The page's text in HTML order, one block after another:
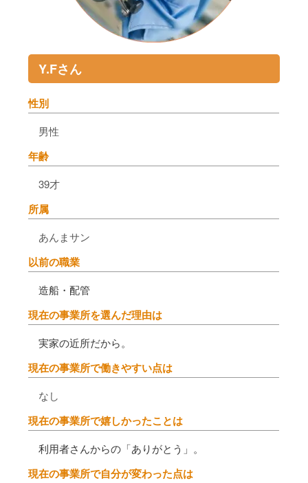
Y.Fさん
性別
男性
年齢
39才
所属
あんまサン
以前の職業
造船・配管
現在の事業所を選んだ理由は
実家の近所だから。
現在の事業所で働きやすい点は
なし
現在の事業所で嬉しかったことは
利用者さんからの「ありがとう」。
現在の事業所で自分が変わった点は